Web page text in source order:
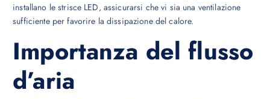
installano le strisce LED, assicurarsi che vi sia una ventilazione
sufficiente per favorire la dissipazione del calore.
Importanza del flusso
d’aria